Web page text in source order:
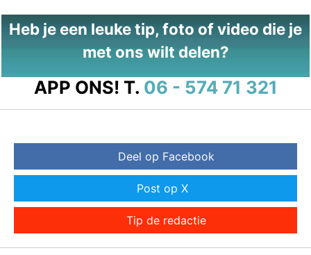
Heb je een leuke tip, foto of video die je
met ons wilt delen?
APP ONS! T. 06 - 574 71 321
Deel op Facebook
Post op X
Tip de redactie